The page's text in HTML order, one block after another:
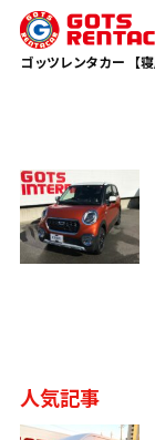
ゴッツレンタカー 【
TOP アクティバ
人気記事